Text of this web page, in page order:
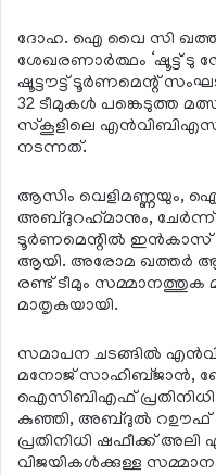
ദോഹ. ഐ വൈ സി ഖത്തര്‍
ശേഖരണാര്‍ത്ഥം ‘ഷൂട്ട് ടു
ഷൂട്ടൗട്ട് ടൂര്‍ണമെന്റ്
32 ടീമുകള്‍ പങ്കെടുത്ത
സ്‌കൂളിലെ എന്‍വിബിഎസ്
നടന്നത്.
ആസിം വെളിമണ്ണയും,
അബ്ദുറഹ്‌മാനും, ചേര്‍ന്ന്
ടൂര്‍ണമെന്റില്‍ ഇന്‍കാസ്
ആയി. അരോമ ഖത്തര്‍
രണ്ട് ടീമും സമ്മാനത്തുക
മാതൃകയായി.
സമാപന ചടങ്ങില്‍
മനോജ് സാഹിബ്ജാന്‍,
ഐസിബിഎഫ്
കുഞ്ഞി, അബ്ദുല്‍ റഊഫ്
പ്രതിനിധി ഷഫീക്ക് അലി
വിജയികള്‍ക്കുള്ള സമ്മാന